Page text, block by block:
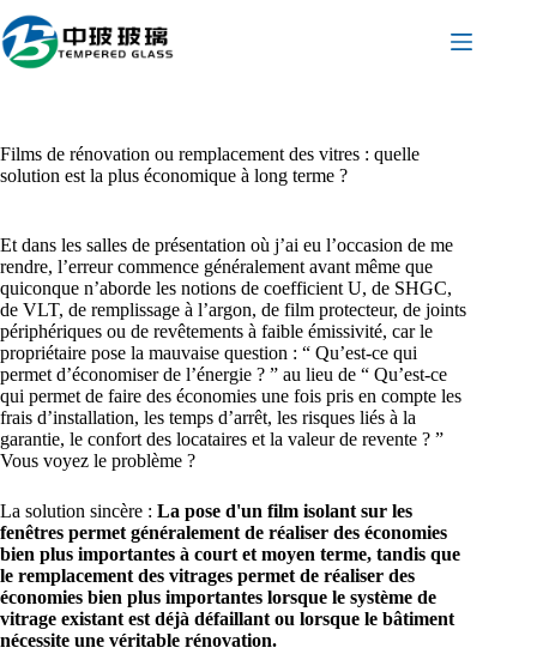
au
contenu
Films de rénovation ou remplacement des vitres : quelle
solution est la plus économique à long terme ?
Et dans les salles de présentation où j’ai eu l’occasion de me
rendre, l’erreur commence généralement avant même que
quiconque n’aborde les notions de coefficient U, de SHGC,
de VLT, de remplissage à l’argon, de film protecteur, de joints
périphériques ou de revêtements à faible émissivité, car le
propriétaire pose la mauvaise question : “ Qu’est-ce qui
permet d’économiser de l’énergie ? ” au lieu de “ Qu’est-ce
qui permet de faire des économies une fois pris en compte les
frais d’installation, les temps d’arrêt, les risques liés à la
garantie, le confort des locataires et la valeur de revente ? ”
Vous voyez le problème ?
La solution sincère : La pose d'un film isolant sur les
fenêtres permet généralement de réaliser des économies
bien plus importantes à court et moyen terme, tandis que
le remplacement des vitrages permet de réaliser des
économies bien plus importantes lorsque le système de
vitrage existant est déjà défaillant ou lorsque le bâtiment
nécessite une véritable rénovation.